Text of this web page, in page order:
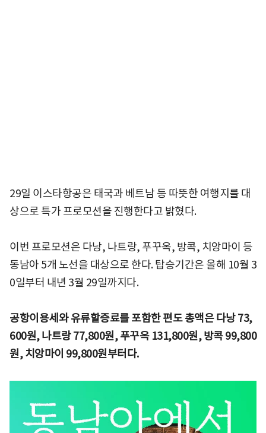
29일 이스타항공은 태국과 베트남 등 따뜻한 여행지를 대
상으로 특가 프로모션을 진행한다고 밝혔다.
이번 프로모션은 다낭, 나트랑, 푸꾸옥, 방콕, 치앙마이 등
동남아 5개 노선을 대상으로 한다. 탑승기간은 올해 10월 3
0일부터 내년 3월 29일까지다.
공항이용세와 유류할증료를 포함한 편도 총액은 다낭 73,
600원, 나트랑 77,800원, 푸꾸옥 131,800원, 방콕 99,800
원, 치앙마이 99,800원부터다.